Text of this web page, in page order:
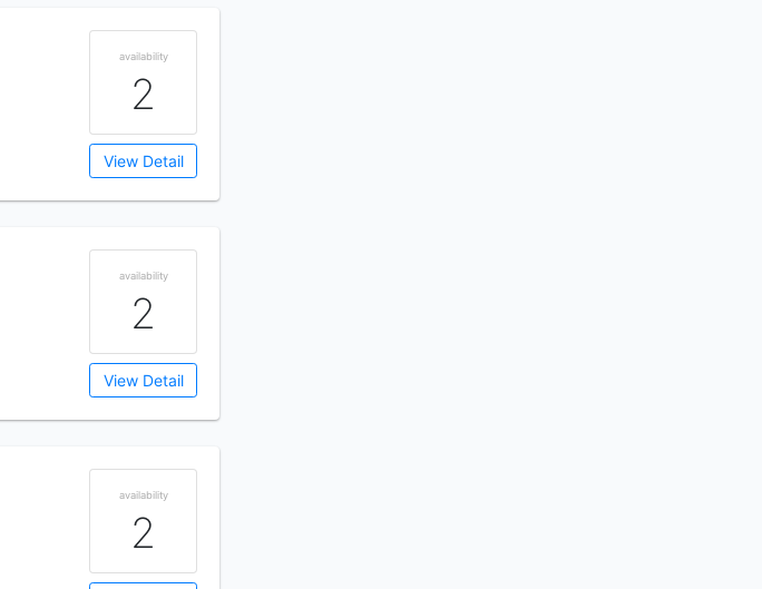
availability
2
View Detail
availability
2
View Detail
availability
2